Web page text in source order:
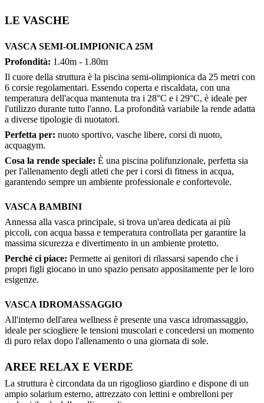
LE VASCHE
VASCA SEMI-OLIMPIONICA 25M
Profondità: 1.40m - 1.80m
Il cuore della struttura è la piscina semi-olimpionica da 25 metri con
6 corsie regolamentari. Essendo coperta e riscaldata, con una
temperatura dell'acqua mantenuta tra i 28°C e i 29°C, è ideale per
l'utilizzo durante tutto l'anno. La profondità variabile la rende adatta
a diverse tipologie di nuotatori.
Perfetta per: nuoto sportivo, vasche libere, corsi di nuoto,
acquagym.
Cosa la rende speciale: È una piscina polifunzionale, perfetta sia
per l'allenamento degli atleti che per i corsi di fitness in acqua,
garantendo sempre un ambiente professionale e confortevole.
VASCA BAMBINI
Annessa alla vasca principale, si trova un'area dedicata ai più
piccoli, con acqua bassa e temperatura controllata per garantire la
massima sicurezza e divertimento in un ambiente protetto.
Perché ci piace: Permette ai genitori di rilassarsi sapendo che i
propri figli giocano in uno spazio pensato appositamente per le loro
esigenze.
VASCA IDROMASSAGGIO
All'interno dell'area wellness è presente una vasca idromassaggio,
ideale per sciogliere le tensioni muscolari e concedersi un momento
di puro relax dopo l'allenamento o una giornata di sole.
AREE RELAX E VERDE
La struttura è circondata da un rigoglioso giardino e dispone di un
ampio solarium esterno, attrezzato con lettini e ombrelloni per